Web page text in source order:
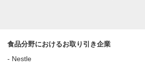
食品分野におけるお取り引き企業
- Nestle